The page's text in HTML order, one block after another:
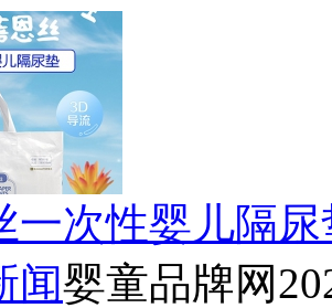
一次性婴儿隔
闻婴童品牌网